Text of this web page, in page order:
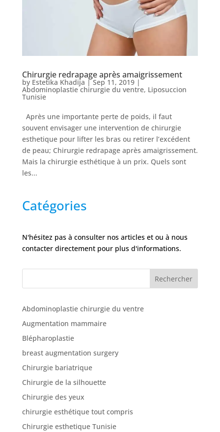
Nos
cliniques
articles
Avant
/
Après
Chirurgie redrapage après amaigrissement
by Estetika Khadija |Sep 11, 2019|
Abdominoplastie chirurgie du ventre, Liposuccion
Tunisie
Après une importante perte de poids, il faut
souvent envisager une intervention de chirurgie
esthetique pour lifter les bras ou retirer l’excédent
de peau; Chirurgie redrapage après amaigrissement.
Mais la chirurgie esthétique à un prix. Quels sont
les...
Catégories
N'hésitez pas à consulter nos articles et ou à nous
contacter directement pour plus d'informations.
Rechercher
Abdominoplastie chirurgie du ventre
Augmentation mammaire
Blépharoplastie
breast augmentation surgery
Chirurgie bariatrique
Chirurgie de la silhouette
Chirurgie des yeux
chirurgie esthétique tout compris
Chirurgie esthetique Tunisie